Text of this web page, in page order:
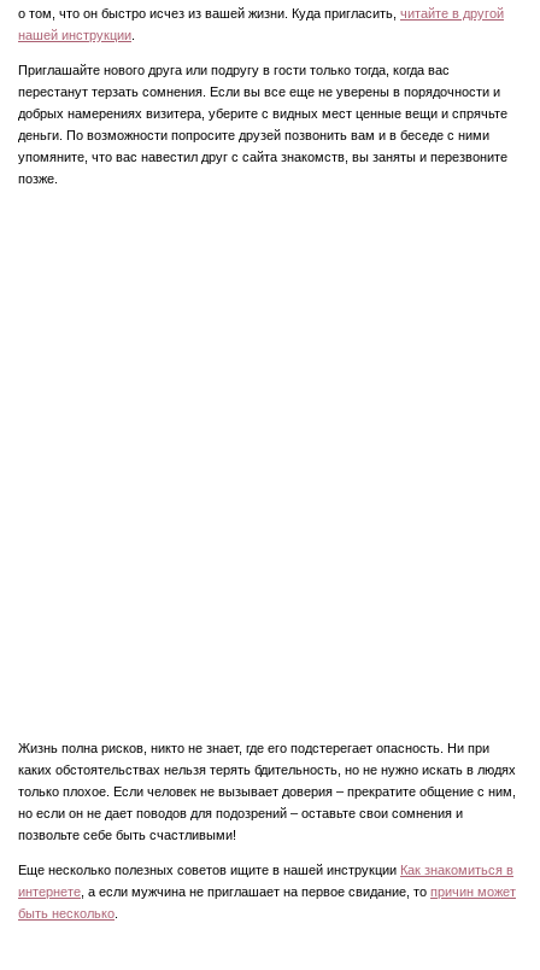
о том, что он быстро исчез из вашей жизни. Куда пригласить, читайте в другой
нашей инструкции
Приглашайте нового друга или подругу в гости только тогда, когда вас
перестанут терзать сомнения. Если вы все еще не уверены в порядочности и
добрых намерениях визитера, уберите с видных мест ценные вещи и спрячьте
деньги. По возможности попросите друзей позвонить вам и в беседе с ними
упомяните, что вас навестил друг с сайта знакомств, вы заняты и перезвоните
позже.
Жизнь полна рисков, никто не знает, где его подстерегает опасность. Ни при
каких обстоятельствах нельзя терять бдительность, но не нужно искать в людях
только плохое. Если человек не вызывает доверия – прекратите общение с ним,
но если он не дает поводов для подозрений – оставьте свои сомнения и
позвольте себе быть счастливыми!
Еще несколько полезных советов ищите в нашей инструкции Как знакомиться в
интернете , а если мужчина не приглашает на первое свидание, то причин может
быть несколько